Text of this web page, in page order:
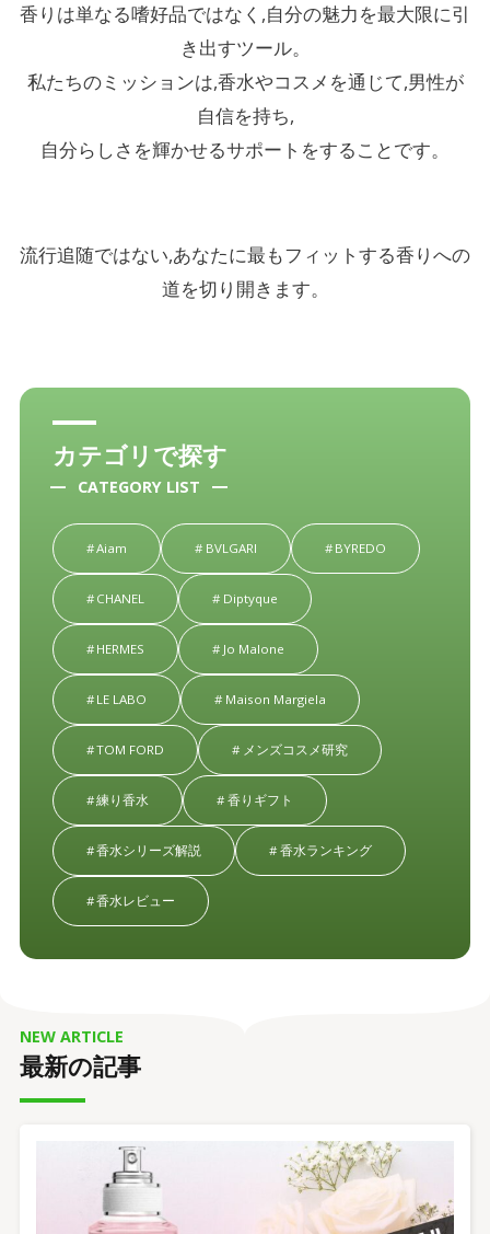
香りは単なる嗜好品ではなく,自分の魅力を最大限に引
き出すツール。
私たちのミッションは,香水やコスメを通じて,男性が
自信を持ち,
自分らしさを輝かせるサポートをすることです。
流行追随ではない,あなたに最もフィットする香りへの
道を切り開きます。
カテゴリで探す
CATEGORY LIST
Aiam BVLGARI BYREDO
CHANEL Diptyque
HERMES Jo Malone
LE LABO Maison Margiela
TOM FORD メンズコスメ研究
練り香水 香りギフト
香水シリーズ解説 香水ランキング
香水レビュー
最新の記事
NEW ARTICLE